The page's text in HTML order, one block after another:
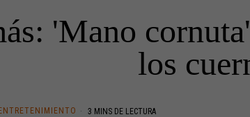
'Mano
los
3 MINS DE LECTURA